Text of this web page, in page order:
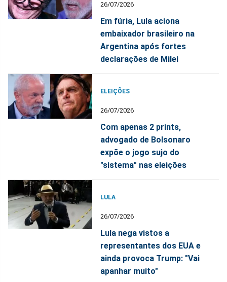
26/07/2026
Em fúria, Lula aciona
embaixador brasileiro na
Argentina após fortes
declarações de Milei
ELEIÇÕES
26/07/2026
Com apenas 2 prints,
advogado de Bolsonaro
expõe o jogo sujo do
"sistema" nas eleições
LULA
26/07/2026
Lula nega vistos a
representantes dos EUA e
ainda provoca Trump: "Vai
apanhar muito"